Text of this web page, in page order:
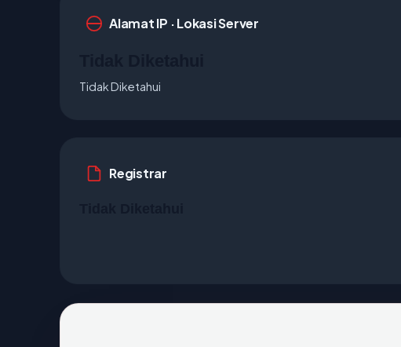
Alamat IP · Lokasi Server
Tidak Diketahui
Registrar